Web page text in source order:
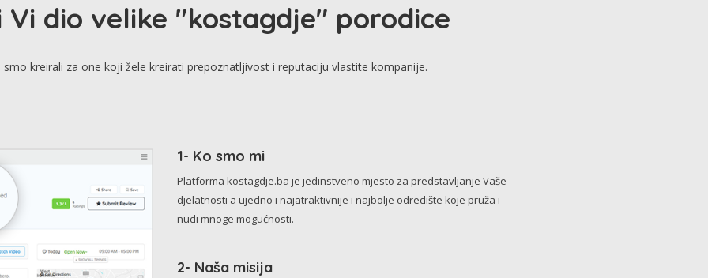
Vi dio velike "kostagdje" porodice
kreirali za one koji žele kreirati prepoznatljivost i reputaciju vlastite kompanije.
1- Ko smo mi
Platforma kostagdje.ba je jedinstveno mjesto za predstavljanje Vaše
djelatnosti a ujedno i najatraktivnije i najbolje odredište koje pruža i
nudi mnoge mogućnosti.
2- Naša misija